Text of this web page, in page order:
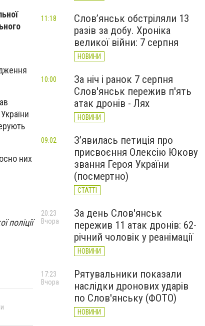
них
поліції
Слов’янськ обстріляли 13
разів за добу. Хроніка
великої війни: 7 серпня
НОВИНИ
11:18
За ніч і ранок 7 серпня
Слов'янськ пережив п'ять
атак дронів - Лях
НОВИНИ
10:00
З’явилась петиція про
присвоєння Олексію Юкову
звання Героя України
(посмертно)
СТАТТІ
09:02
За день Слов'янськ
пережив 11 атак дронів: 62-
річний чоловік у реанімації
НОВИНИ
20:23
Вчора
Рятувальники показали
наслідки дронових ударів
по Слов'янську (ФОТО)
НОВИНИ
17:23
Вчора